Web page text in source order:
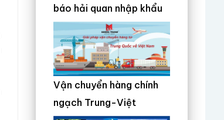
báo hải quan nhập khẩu
Vận chuyển hàng chính
ngạch Trung-Việt